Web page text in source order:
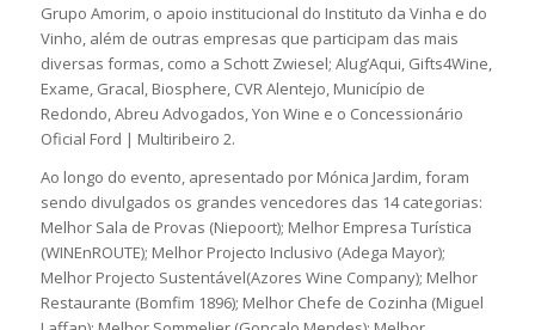
Grupo Amorim, o apoio institucional do Instituto da Vinha e do
Vinho, além de outras empresas que participam das mais
diversas formas, como a Schott Zwiesel; Alug’Aqui, Gifts4Wine,
Exame, Gracal, Biosphere, CVR Alentejo, Município de
Redondo, Abreu Advogados, Yon Wine e o Concessionário
Oficial Ford | Multiribeiro 2.
Ao longo do evento, apresentado por Mónica Jardim, foram
sendo divulgados os grandes vencedores das 14 categorias:
Melhor Sala de Provas (Niepoort); Melhor Empresa Turística
(WINEnROUTE); Melhor Projecto Inclusivo (Adega Mayor);
Melhor Projecto Sustentável(Azores Wine Company); Melhor
Restaurante (Bomfim 1896); Melhor Chefe de Cozinha (Miguel